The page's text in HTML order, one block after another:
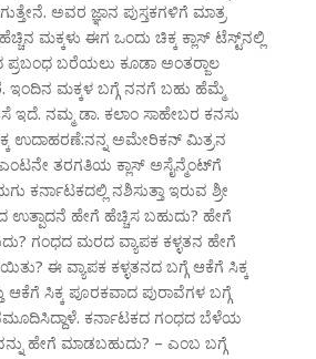
ಅವರ ಜ್ಞಾನ ಪುಸ್ತಕಗಳಿಗೆ ಮಾತ್ರ
ಮಕ್ಕಳು ಈಗ ಒಂದು ಚಿಕ್ಕ ಕ್ಲಾಸ್ ಟೆಸ್ಟ್‌ನಲ್ಲಿ
ಪ್ರಬಂಧ ಬರೆಯಲು ಕೂಡಾ ಅಂತರ್‍ಜಾಲ
ಇಂದಿನ ಮಕ್ಕಳ ಬಗ್ಗೆ ನನಗೆ ಬಹು ಹೆಮ್ಮೆ
ಇದೆ. ನಮ್ಮ ಡಾ. ಕಲಾಂ ಸಾಹೇಬರ ಕನಸು
ಉದಾಹರಣೆ:ನನ್ನ ಅಮೇರಿಕನ್ ಮಿತ್ರನ
ತರಗತಿಯ ಕ್ಲಾಸ್ ಅಸೈನ್ಮೆಂಟ್‌ಗೆ
ಕರ್ನಾಟಕದಲ್ಲಿ ನಶಿಸುತ್ತಾ ಇರುವ ಶ್ರೀ
ಹೇಗೆ ಹೆಚ್ಚಿಸ ಬಹುದು? ಹೇಗೆ
ಗಂಧದ ಮರದ ವ್ಯಾಪಕ ಕಳ್ಳತನ ಹೇಗೆ
ಈ ವ್ಯಾಪಕ ಕಳ್ಳತನದ ಬಗ್ಗೆ ಆಕೆಗೆ ಸಿಕ್ಕ
ಆಕೆಗೆ ಸಿಕ್ಕ ಪೂರಕವಾದ ಪುರಾವೆಗಳ ಬಗ್ಗೆ
ಕರ್ನಾಟಕದ ಗಂಧದ ಬೆಳೆಯ
ಹೇಗೆ ಮಾಡಬಹುದು? – ಎಂಬ ಬಗ್ಗೆ